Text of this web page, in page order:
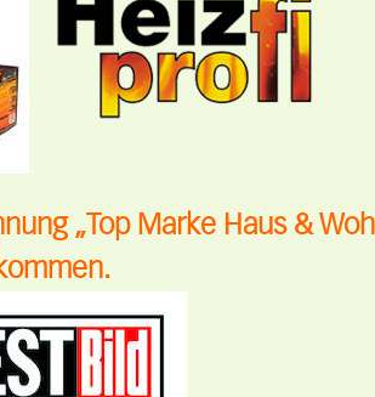
„Top Marke Haus &